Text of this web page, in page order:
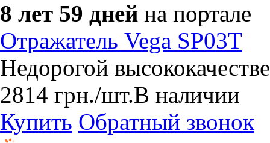
8 лет 59 дней на портале
Отражатель Vega SP03T
Недорогой
2814 грн./шт.В наличии
Купить Обратный звонок